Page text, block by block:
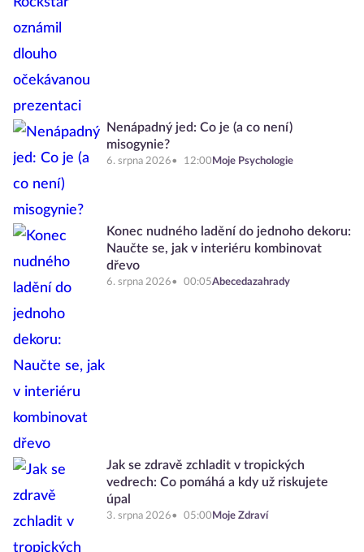
Nenápadný jed: Co je (a co není)
misogynie?
6. srpna 2026 12:00 Moje Psychologie
Konec nudného ladění do jednoho dekoru:
Naučte se, jak v interiéru kombinovat
dřevo
6. srpna 2026 00:05Abecedazahrady
Jak se zdravě zchladit v tropických
vedrech: Co pomáhá a kdy už riskujete
úpal
3. srpna 2026 05:00 Moje Zdraví